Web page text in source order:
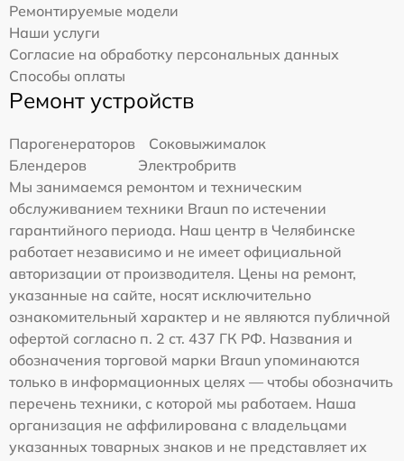
Ремонтируемые модели
Наши услуги
Согласие на обработку персональных данных
Способы оплаты
Ремонт устройств
Парогенераторов
Соковыжималок
Блендеров
Электробритв
Мы занимаемся ремонтом и техническим
обслуживанием техники Braun по истечении
гарантийного периода. Наш центр в Челябинске
работает независимо и не имеет официальной
авторизации от производителя. Цены на ремонт,
указанные на сайте, носят исключительно
ознакомительный характер и не являются публичной
офертой согласно п. 2 ст. 437 ГК РФ. Названия и
обозначения торговой марки Braun упоминаются
только в информационных целях — чтобы обозначить
перечень техники, с которой мы работаем. Наша
организация не аффилирована с владельцами
указанных товарных знаков и не представляет их